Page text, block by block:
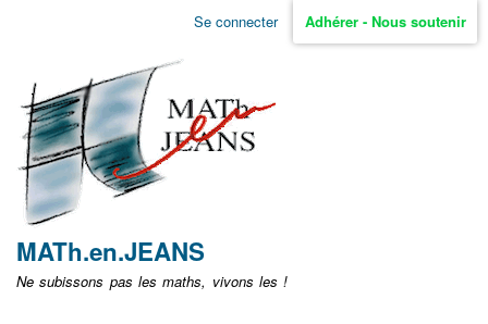
Aller
non
identifié
Se connecter Adhérer - Nous soutenir
MATh.en.JEANS
Ne subissons pas les maths, vivons les !